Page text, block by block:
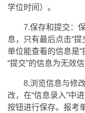
学位时间）。
7.保存和提交：
息，只有最后点击“
单位能查看的信息是
“提交”的信息为无效
8.浏览信息与修
改，在“信息录入”中
按钮进行保存。报考